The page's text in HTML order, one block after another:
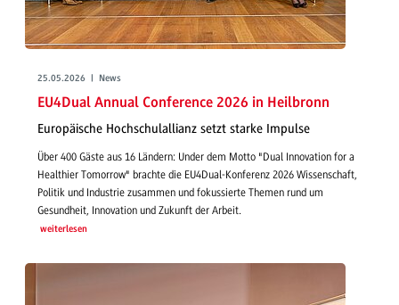
25.05.2026 | News
EU4Dual Annual Conference 2026 in Heilbronn
Europäische Hochschulallianz setzt starke Impulse
Über 400 Gäste aus 16 Ländern: Under dem Motto "Dual Innovation for a
Healthier Tomorrow" brachte die EU4Dual-Konferenz 2026 Wissenschaft,
Politik und Industrie zusammen und fokussierte Themen rund um
Gesundheit, Innovation und Zukunft der Arbeit.
weiterlesen